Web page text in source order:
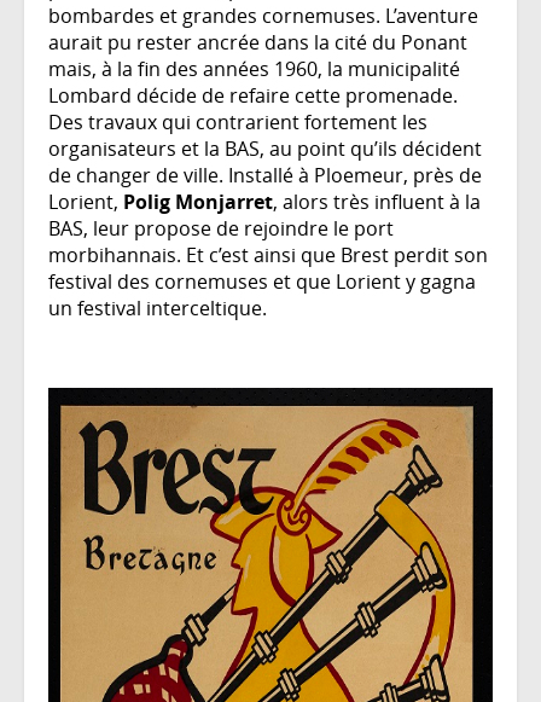
bombardes et grandes cornemuses. L’aventure
aurait pu rester ancrée dans la cité du Ponant
mais, à la fin des années 1960, la municipalité
Lombard décide de refaire cette promenade.
Des travaux qui contrarient fortement les
organisateurs et la BAS, au point qu’ils décident
de changer de ville. Installé à Ploemeur, près de
Lorient, Polig Monjarret, alors très influent à la
BAS, leur propose de rejoindre le port
morbihannais. Et c’est ainsi que Brest perdit son
festival des cornemuses et que Lorient y gagna
un festival interceltique.